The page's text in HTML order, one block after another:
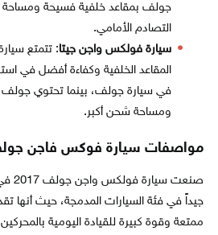
جولف بمقاعد خلفية فسيحة ومساحة
التصادم الأمامي.
سيارة فولكس واجن جيتا: تتمتع
المقاعد الخلفية وكفاءة أفضل في
في سيارة جولف، بينما تحتوي جولف
ومساحة شحن أكبر.
مواصفات سيارة فوكس فاجن جولف
صنعت
جيداً في فئة السيارات المدمجة، حيث أنها
ممتعة وقوة كبيرة للقيادة اليومية